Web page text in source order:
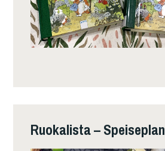
Ruokalista – Speiseplan